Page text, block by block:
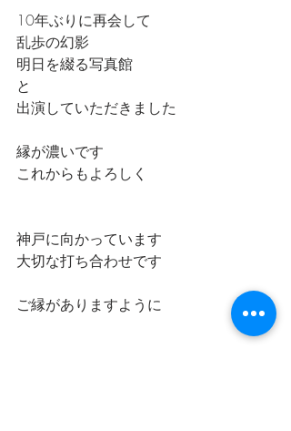
10年ぶりに再会して
乱歩の幻影
明日を綴る写真館
と
出演していただきました
縁が濃いです
これからもよろしく
神戸に向かっています
大切な打ち合わせです
ご縁がありますように